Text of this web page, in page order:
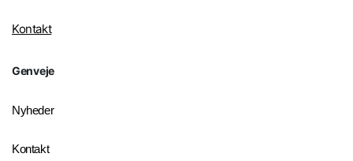
Kontakt
Genveje
Nyheder
Kontakt